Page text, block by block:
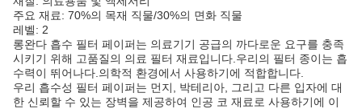
주요 재료: 70%의 목재 직물/30%의 면화 직물
레벨: 2
롱완다 흡수 필터 페이퍼는 의료기기 공급의 까다로운 요구를 충족
시키기 위해 고품질의 의료 필터 재료입니다.우리의 필터 종이는 흡
수력이 뛰어나다.의학적 환경에서 사용하기에 적합합니다.
우리 흡수성 필터 페이퍼는 먼지, 박테리아, 그리고 다른 입자에 대
한 신뢰할 수 있는 장벽을 제공하여 인공 코 재료로 사용하기에 이